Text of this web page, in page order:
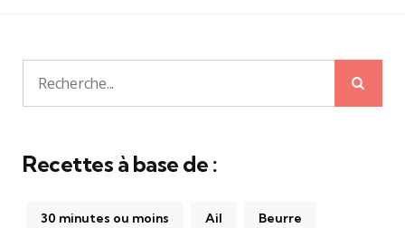
Recherche
pour:
Recettes à base de :
30 minutes ou moins Ail Beurre